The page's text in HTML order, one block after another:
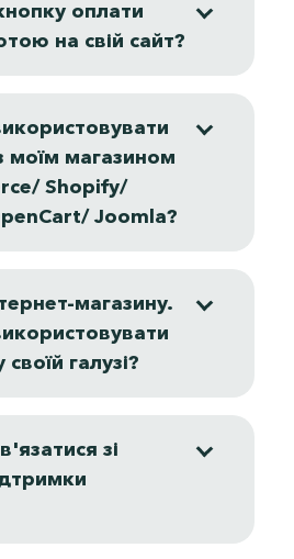
Послуги
оплати
на свій сайт?
моїм магазином
Shopify/
Joomla?
магазину.
галузі?
зі